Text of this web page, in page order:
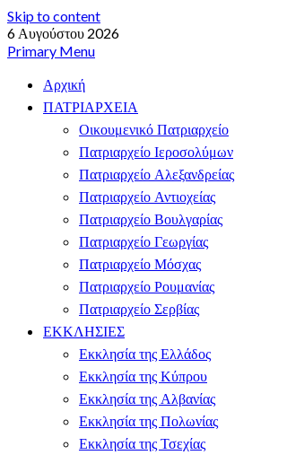
Skip to content
6 Αυγούστου 2026
Primary Menu
Αρχική
ΠΑΤΡΙΑΡΧΕΙΑ
Οικουμενικό Πατριαρχείο
Πατριαρχείο Ιεροσολύμων
Πατριαρχείο Αλεξανδρείας
Πατριαρχείο Αντιοχείας
Πατριαρχείο Βουλγαρίας
Πατριαρχείο Γεωργίας
Πατριαρχείο Μόσχας
Πατριαρχείο Ρουμανίας
Πατριαρχείο Σερβίας
ΕΚΚΛΗΣΙΕΣ
Εκκλησία της Ελλάδος
Εκκλησία της Κύπρου
Εκκλησία της Αλβανίας
Εκκλησία της Πολωνίας
Εκκλησία της Τσεχίας